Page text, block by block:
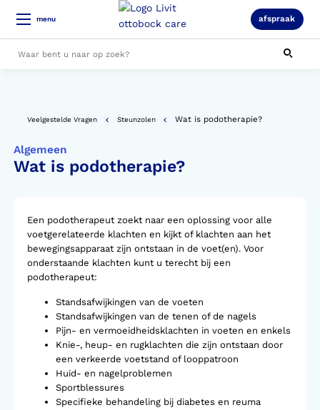
menu afspraak
Veelgestelde Vragen Steunzolen Wat is podotherapie?
Algemeen
Wat is podotherapie?
Een podotherapeut zoekt naar een oplossing voor alle
voetgerelateerde klachten en kijkt of klachten aan het
bewegingsapparaat zijn ontstaan in de voet(en). Voor
onderstaande klachten kunt u terecht bij een
podotherapeut:
Standsafwijkingen van de voeten
Standsafwijkingen van de tenen of de nagels
Pijn- en vermoeidheidsklachten in voeten en enkels
Knie-, heup- en rugklachten die zijn ontstaan door
een verkeerde voetstand of looppatroon
Huid- en nagelproblemen
Sportblessures
Specifieke behandeling bij diabetes en reuma